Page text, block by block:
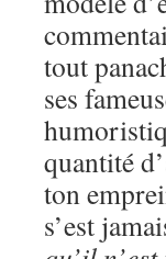
tout
ses
quantité
ton
s’est